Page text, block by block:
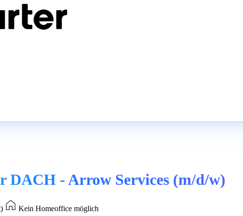
DACH - Arrow Services (m/d/w)
Kein Homeoffice möglich